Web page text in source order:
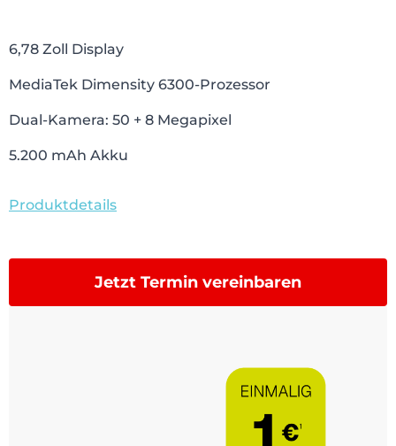
6,78 Zoll Display
MediaTek Dimensity 6300-Prozessor
Dual-Kamera: 50 + 8 Megapixel
5.200 mAh Akku
Produktdetails
Jetzt Termin vereinbaren